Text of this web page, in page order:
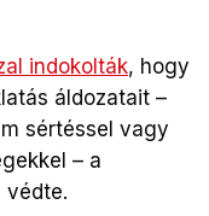
indokolták, hogy
áldozatait –
sértéssel vagy
– a
védte.